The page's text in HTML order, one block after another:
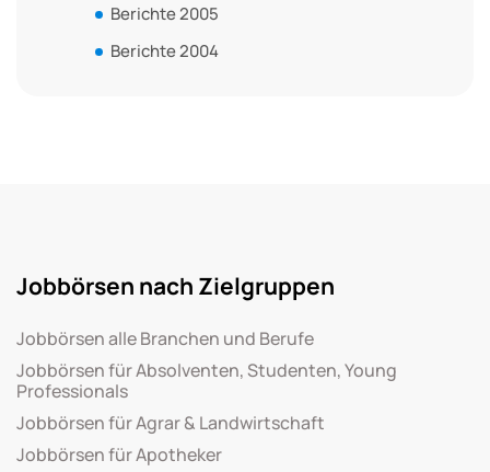
Berichte 2005
Berichte 2004
Jobbörsen nach Zielgruppen
Jobbörsen alle Branchen und Berufe
Jobbörsen für Absolventen, Studenten, Young
Professionals
Jobbörsen für Agrar & Landwirtschaft
Jobbörsen für Apotheker